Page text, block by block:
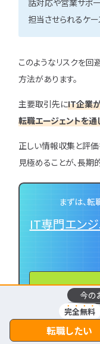
今の
完全無料
転職したい
話対応や営業サポ
担当させられるケー
このようなリスクを回
方法があります。
主要取引先にIT企業
転職エージェントを通
正しい情報収集と評
見極めることが、長期
まずは、転
IT専門エン